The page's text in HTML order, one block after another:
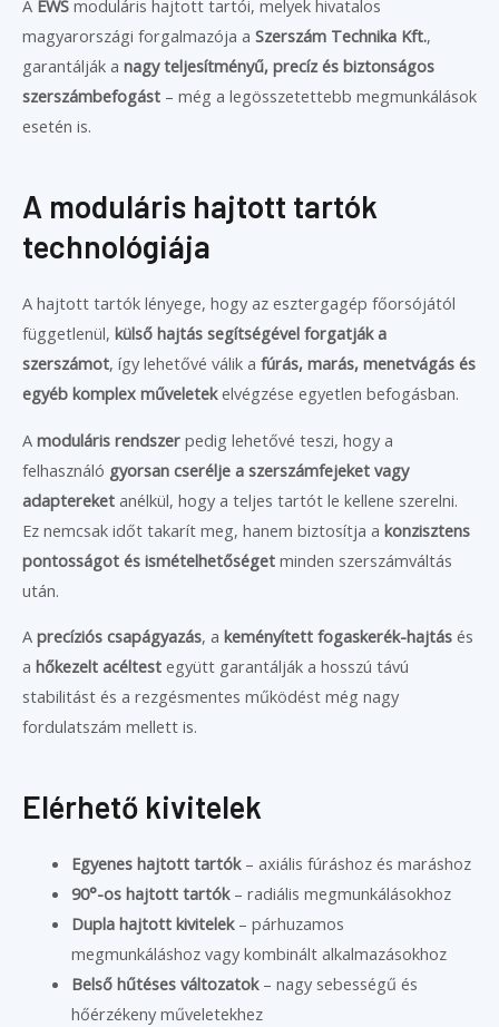
A EWS moduláris hajtott tartói, melyek hivatalos
magyarországi forgalmazója a Szerszám Technika Kft.,
garantálják a nagy teljesítményű, precíz és biztonságos
szerszámbefogást – még a legösszetettebb megmunkálások
esetén is.
A moduláris hajtott tartók
technológiája
A hajtott tartók lényege, hogy az esztergagép főorsójától
függetlenül, külső hajtás segítségével forgatják a
szerszámot, így lehetővé válik a fúrás, marás, menetvágás és
egyéb komplex műveletekelvégzése egyetlen befogásban.
A moduláris rendszer pedig lehetővé teszi, hogy a
felhasználó gyorsan cserélje a szerszámfejeket vagy
adaptereket anélkül, hogy a teljes tartót le kellene szerelni.
Ez nemcsak időt takarít meg, hanem biztosítja a konzisztens
pontosságot és ismételhetőséget minden szerszámváltás
után.
A precíziós csapágyazás, a keményített fogaskerék-hajtás és
a hőkezelt acéltest együtt garantálják a hosszú távú
stabilitást és a rezgésmentes működést még nagy
fordulatszám mellett is.
Elérhető kivitelek
Egyenes hajtott tartók– axiális fúráshoz és maráshoz
90°-os hajtott tartók– radiális megmunkálásokhoz
Dupla hajtott kivitelek– párhuzamos
megmunkáláshoz vagy kombinált alkalmazásokhoz
Belső hűtéses változatok– nagy sebességű és
hőérzékeny műveletekhez